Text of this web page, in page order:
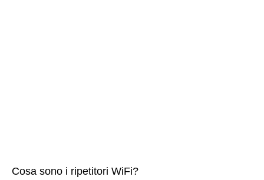
Cosa sono i ripetitori WiFi?